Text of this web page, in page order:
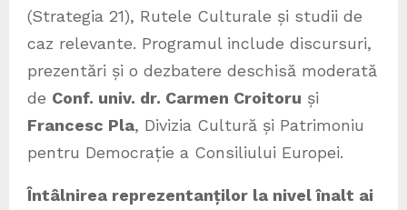
(Strategia 21), Rutele Culturale și studii de
caz relevante. Programul include discursuri,
prezentări și o dezbatere deschisă moderată
de Conf. univ. dr. Carmen Croitoru și
Francesc Pla, Divizia Cultură și Patrimoniu
pentru Democrație a Consiliului Europei.
Întâlnirea reprezentanților la nivel înalt ai